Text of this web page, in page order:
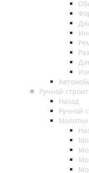
Ручной
Назад
Ручной
Молотки